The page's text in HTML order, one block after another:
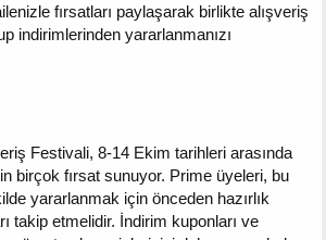
fırsatları paylaşarak birlikte alışveriş
indirimlerinden yararlanmanızı
Festivali, 8-14 Ekim tarihleri arasında
birçok fırsat sunuyor. Prime üyeleri, bu
yararlanmak için önceden hazırlık
takip etmelidir. İndirim kuponları ve